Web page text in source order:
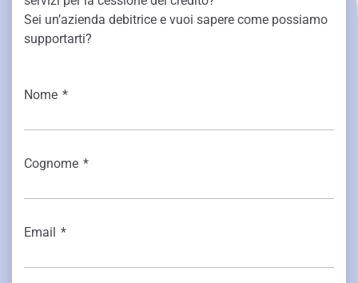
Sei un’azienda debitrice e vuoi sapere come possiamo
supportarti?
Nome *
Cognome *
Email *